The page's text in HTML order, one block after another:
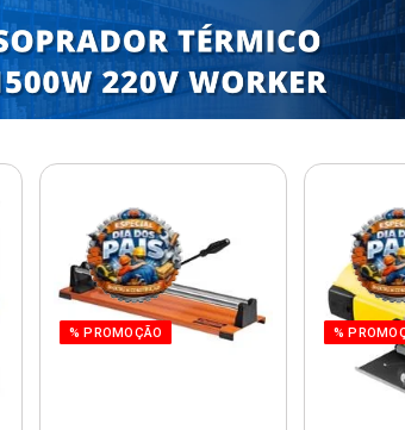
% PROMOÇÃO %